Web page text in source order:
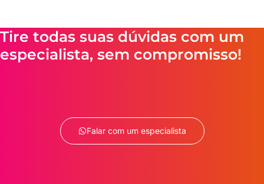
Tire todas suas dúvidas com um
especialista, sem compromisso!
Falar com um especialista